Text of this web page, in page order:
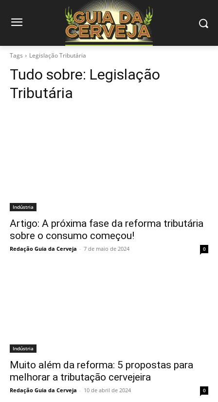
Tags Legislação Tributária
Tudo sobre: Legislação
Tributária
Indústria
Artigo: A próxima fase da reforma tributária
sobre o consumo começou!
Redação Guia da Cerveja - 7 de maio de 2024 0
Indústria
Muito além da reforma: 5 propostas para
melhorar a tributação cervejeira
Redação Guia da Cerveja - 10 de abril de 2024 0